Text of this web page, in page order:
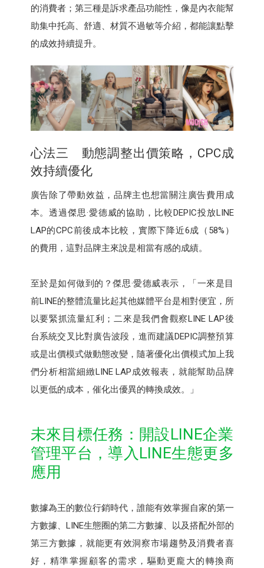
的消費者；第三種是訴求產品功能性，像是內衣能幫
助集中托高、舒適、材質不過敏等介紹，都能讓點擊
的成效持續提升。
心法三 動態調整出價策略，CPC成
效持續優化
廣告除了帶動效益，品牌主也想當關注廣告費用成
本。透過傑思·愛德威的協助，比較DEPIC投放LINE
LAP的CPC前後成本比較，實際下降近6成（58%）
的費用，這對品牌主來說是相當有感的成績。
至於是如何做到的？傑思·愛德威表示，「一來是目
前LINE的整體流量比起其他媒體平台是相對便宜，所
以要緊抓流量紅利；二來是我們會觀察LINE LAP後
台系統交叉比對廣告波段，進而建議DEPIC調整預算
或是出價模式做動態改變，隨著優化出價模式加上我
們分析相當細緻LINE LAP成效報表，就能幫助品牌
以更低的成本，催化出優異的轉換成效。」
未來目標任務：開設LINE企業
管理平台，導入LINE生態更多
應用
數據為王的數位行銷時代，誰能有效掌握自家的第一
方數據、LINE生態圈的第二方數據、以及搭配外部的
第三方數據，就能更有效洞察市場趨勢及消費者喜
好，精準掌握顧客的需求，驅動更龐大的轉換商